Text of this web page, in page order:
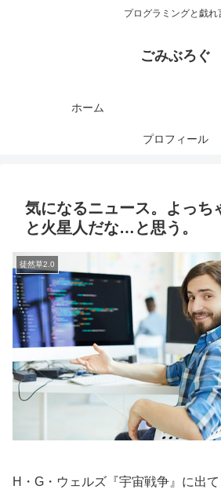
プログラミングと戯れ
ごみぶろぐ
ホーム
プロフィール
気になるニュース。よっち
と火星人だな…と思う。
徒然草2.0
H・G・ウェルズ『宇宙戦争』に出